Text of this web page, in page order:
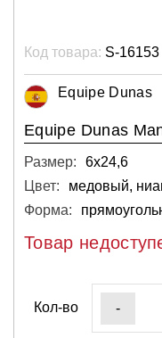
Код товара: S-16153
Equipe Dunas
Equipe Dunas
Размер:
6х24,6
Цвет:
Форма:
Товар
Кол-во -